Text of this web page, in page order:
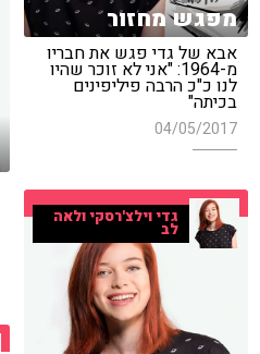
מפגש מחזור
אבא של גדי פגש את חבריו
מ-1964: "אני לא זוכר שהיו
לנו כ"כ הרבה פיליפינים
בכיתה"
04/05/2017
גדי וילצ'רסקי ולאה
לב